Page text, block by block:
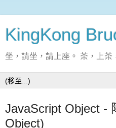
KingKong
坐，請坐，請上座。 茶，上茶
JavaScript Object -
Object)